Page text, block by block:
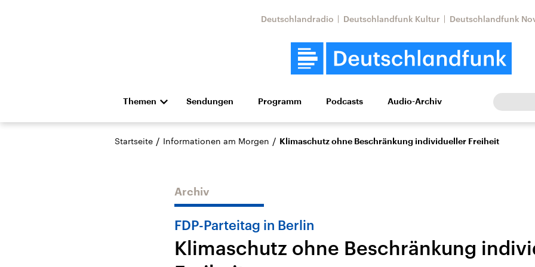
Deutschlandradio Deutschlandfunk Kultur Deutschlandfunk
Themen
Die Nachrichten Politik Wirtschaft Wissen Kultur Europa
Hörspiel und Feature Musik
Landtagswahl Sachsen-
USA
Nahostkonflikt
Iran
Aktuelle Lage und
Sendungen Programm Podcasts Audio-Archiv
Startseite / Informationen am Morgen / Klimaschutz ohne Beschränkung individueller Freiheit
Archiv
FDP-Parteitag in Berlin
Klimaschutz ohne Beschränkung